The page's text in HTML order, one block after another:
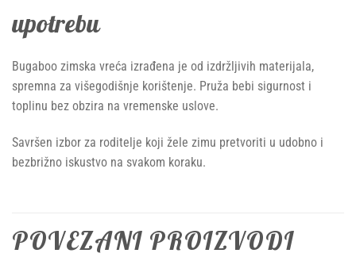
upotrebu
Bugaboo zimska vreća izrađena je od izdržljivih materijala,
spremna za višegodišnje korištenje. Pruža bebi sigurnost i
toplinu bez obzira na vremenske uslove.
Savršen izbor za roditelje koji žele zimu pretvoriti u udobno i
bezbrižno iskustvo na svakom koraku.
POVEZANI PROIZVODI